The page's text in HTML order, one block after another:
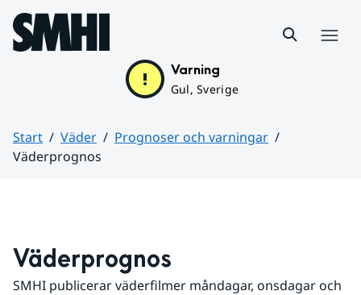
Hoppa till sidans innehåll
Varning
Gul, Sverige
Start Väder
Prognoser och varningar
Väderprognos
Väderprognos
SMHI publicerar väderfilmer måndagar, onsdagar och